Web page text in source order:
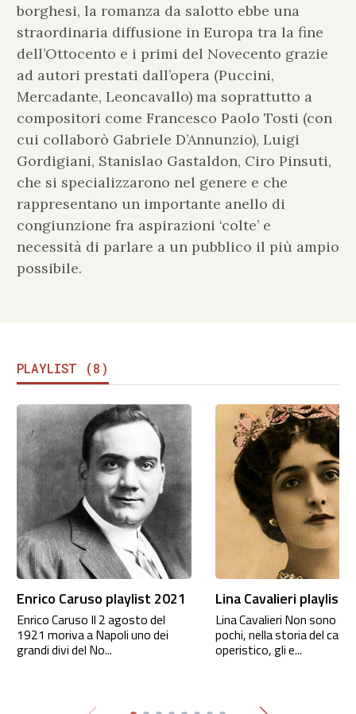
borghesi, la romanza da salotto ebbe una
straordinaria diffusione in Europa tra la fine
dell’Ottocento e i primi del Novecento grazie
ad autori prestati dall’opera (Puccini,
Mercadante, Leoncavallo) ma soprattutto a
compositori come Francesco Paolo Tosti (con
cui collaborò Gabriele D’Annunzio), Luigi
Gordigiani, Stanislao Gastaldon, Ciro Pinsuti,
che si specializzarono nel genere e che
rappresentano un importante anello di
congiunzione fra aspirazioni ‘colte’ e
necessità di parlare a un pubblico il più ampio
possibile.
PLAYLIST (8)
Enrico Caruso playlist 2021
Enrico Caruso Il 2 agosto del
1921 moriva a Napoli uno dei
grandi divi del No...
Lina Cavalieri playlist
Lina Cavalieri Non sono
pochi, nella storia del
operistico, gli e...